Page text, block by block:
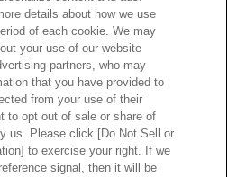
フスタイル
2026年7月10日
グルメ
イロドリ三番街
ィー ライフスタイル
details about how we use
of each cookie. We may
your use of our website
partners, who may
that you have provided to
from your use of their
to opt out of sale or share of
us. Please click [Do Not Sell or
to exercise your right. If we
signal, then it will be